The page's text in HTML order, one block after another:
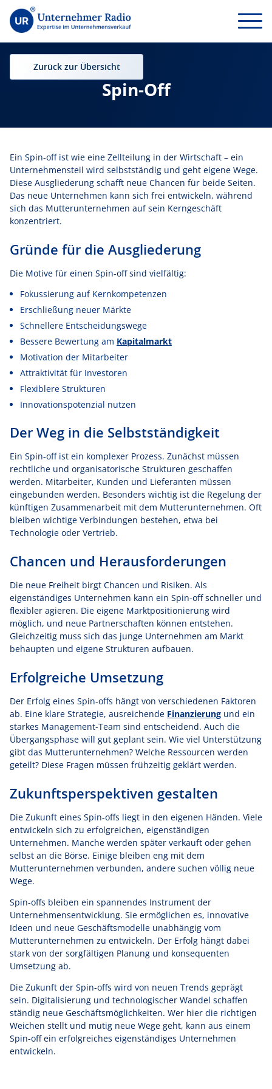
Zurück zur Übersicht
Spin-Off
Ein Spin-off ist wie eine Zellteilung in der Wirtschaft – ein
Unternehmensteil wird selbstständig und geht eigene Wege.
Diese Ausgliederung schafft neue Chancen für beide Seiten.
Das neue Unternehmen kann sich frei entwickeln, während
sich das Mutterunternehmen auf sein Kerngeschäft
konzentriert.
Gründe für die Ausgliederung
Die Motive für einen Spin-off sind vielfältig:
Fokussierung auf Kernkompetenzen
Erschließung neuer Märkte
Schnellere Entscheidungswege
Bessere Bewertung am Kapitalmarkt
Motivation der Mitarbeiter
Attraktivität für Investoren
Flexiblere Strukturen
Innovationspotenzial nutzen
Der Weg in die Selbstständigkeit
Ein Spin-off ist ein komplexer Prozess. Zunächst müssen
rechtliche und organisatorische Strukturen geschaffen
werden. Mitarbeiter, Kunden und Lieferanten müssen
eingebunden werden. Besonders wichtig ist die Regelung der
künftigen Zusammenarbeit mit dem Mutterunternehmen. Oft
bleiben wichtige Verbindungen bestehen, etwa bei
Technologie oder Vertrieb.
Chancen und Herausforderungen
Die neue Freiheit birgt Chancen und Risiken. Als
eigenständiges Unternehmen kann ein Spin-off schneller und
flexibler agieren. Die eigene Marktpositionierung wird
möglich, und neue Partnerschaften können entstehen.
Gleichzeitig muss sich das junge Unternehmen am Markt
behaupten und eigene Strukturen aufbauen.
Erfolgreiche Umsetzung
Der Erfolg eines Spin-offs hängt von verschiedenen Faktoren
ab. Eine klare Strategie, ausreichende Finanzierung und ein
starkes Management-Team sind entscheidend. Auch die
Übergangsphase will gut geplant sein. Wie viel Unterstützung
gibt das Mutterunternehmen? Welche Ressourcen werden
geteilt? Diese Fragen müssen frühzeitig geklärt werden.
Zukunftsperspektiven gestalten
Die Zukunft eines Spin-offs liegt in den eigenen Händen. Viele
entwickeln sich zu erfolgreichen, eigenständigen
Unternehmen. Manche werden später verkauft oder gehen
selbst an die Börse. Einige bleiben eng mit dem
Mutterunternehmen verbunden, andere suchen völlig neue
Wege.
Spin-offs bleiben ein spannendes Instrument der
Unternehmensentwicklung. Sie ermöglichen es, innovative
Ideen und neue Geschäftsmodelle unabhängig vom
Mutterunternehmen zu entwickeln. Der Erfolg hängt dabei
stark von der sorgfältigen Planung und konsequenten
Umsetzung ab.
Die Zukunft der Spin-offs wird von neuen Trends geprägt
sein. Digitalisierung und technologischer Wandel schaffen
ständig neue Geschäftsmöglichkeiten. Wer hier die richtigen
Weichen stellt und mutig neue Wege geht, kann aus einem
Spin-off ein erfolgreiches eigenständiges Unternehmen
entwickeln.